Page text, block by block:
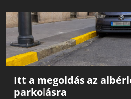
Itt a megoldás az
parkolásra